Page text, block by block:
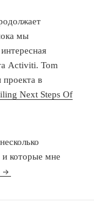
мы
Activiti. Tom
проекта в
Next Steps Of
и которые мне
Обо всем понемногу